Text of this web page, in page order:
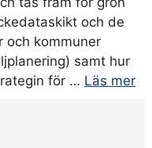
och de
och kommuner
samt hur
för … Läs mer